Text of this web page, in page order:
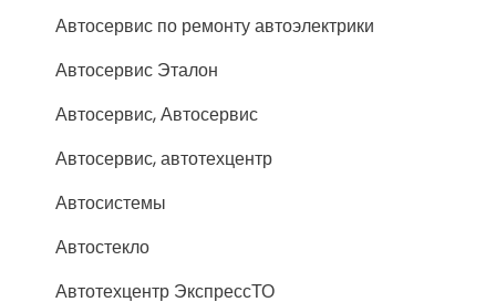
Автосервис по ремонту автоэлектрики
Автосервис Эталон
Автосервис, Автосервис
Автосервис, автотехцентр
Автосистемы
Автостекло
Автотехцентр ЭкспрессТО